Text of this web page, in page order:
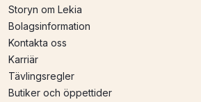
Storyn om Lekia
Bolagsinformation
Kontakta oss
Karriär
Tävlingsregler
Butiker och öppettider